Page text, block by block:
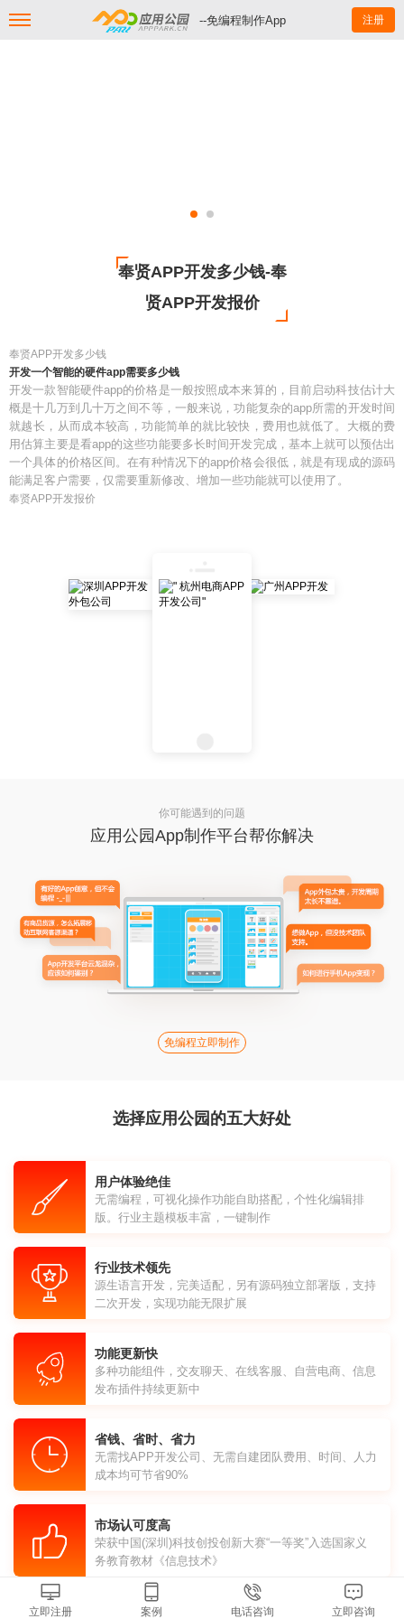
--免编程制作App 注册
奉贤APP开发多少钱-奉
贤APP开发报价
奉贤APP开发多少钱
开发一个智能的硬件app需要多少钱
开发一款智能硬件app的价格是一般按照成本来算的，目前启动科技估计大
概是十几万到几十万之间不等，一般来说，功能复杂的app所需的开发时间
就越长，从而成本较高，功能简单的就比较快，费用也就低了。大概的费
用估算主要是看app的这些功能要多长时间开发完成，基本上就可以预估出
一个具体的价格区间。在有种情况下的app价格会很低，就是有现成的源码
能满足客户需要，仅需要重新修改、增加一些功能就可以使用了。
奉贤APP开发报价
你可能遇到的问题
应用公园App制作平台帮你解决
免编程立即制作
选择应用公园的五大好处
用户体验绝佳
无需编程，可视化操作功能自助搭配，个性化编辑排
版。行业主题模板丰富，一键制作
行业技术领先
源生语言开发，完美适配，另有源码独立部署版，支持
二次开发，实现功能无限扩展
功能更新快
多种功能组件，交友聊天、在线客服、自营电商、信息
发布插件持续更新中
省钱、省时、省力
无需找APP开发公司、无需自建团队费用、时间、人力
成本均可节省90%
市场认可度高
荣获中国(深圳)科技创投创新大赛“一等奖”入选国家义
务教育教材《信息技术》
立即注册 案例 电话咨询 立即咨询